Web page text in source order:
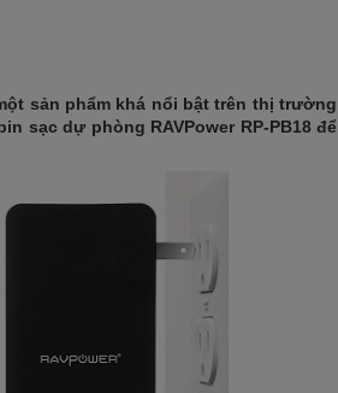
sản phẩm khá nổi bật trên thị trường
sạc dự phòng RAVPower RP-PB18 để